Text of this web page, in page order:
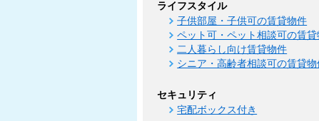
ライフスタイル
子供部屋・子供可の賃貸物件
ペット可・ペット相談可の賃貸
二人暮らし向け賃貸物件
シニア・高齢者相談可の賃貸物
セキュリティ
宅配ボックス付き